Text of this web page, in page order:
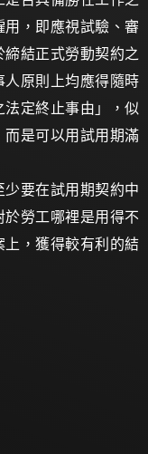
，即應視試驗、審
結正式勞動契約之
原則上均應得隨時
定終止事由」，似
是可以用試用期滿
要在試用期契約中
勞工哪裡是用得不
，獲得較有利的結